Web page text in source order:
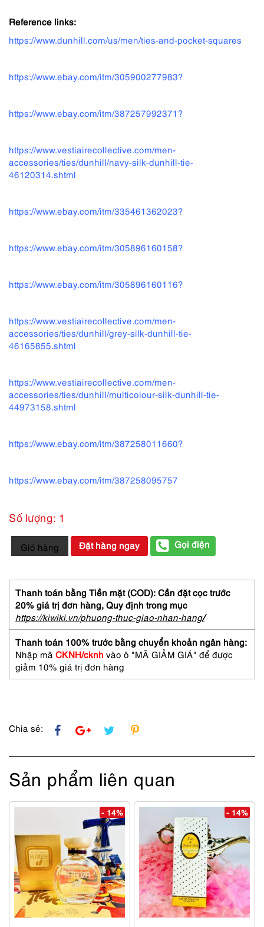
Reference links:
https://www.dunhill.com/us/men/ties-and-pocket-squares
https://www.ebay.com/itm/305900277983?
https://www.ebay.com/itm/387257992371?
https://www.vestiairecollective.com/men-
accessories/ties/dunhill/navy-silk-dunhill-tie-
46120314.shtml
https://www.ebay.com/itm/335461362023?
https://www.ebay.com/itm/305896160158?
https://www.ebay.com/itm/305896160116?
https://www.vestiairecollective.com/men-
accessories/ties/dunhill/grey-silk-dunhill-tie-
46165855.shtml
https://www.vestiairecollective.com/men-
accessories/ties/dunhill/multicolour-silk-dunhill-tie-
44973158.shtml
https://www.ebay.com/itm/387258011660?
https://www.ebay.com/itm/387258095757
Số lượng: 1
1276-
Caravat-
silk
tie-
Gần
như
mới
số
lượng
Giỏ hàng Đặt hàng ngay Gọi điện
Thanh toán bằng Tiền mặt (COD): Cần đặt cọc trước
20% giá trị đơn hàng, Quy định trong mục
https://kiwiki.vn/phuong-thuc-giao-nhan-hang/
Thanh toán 100% trước bằng chuyển khoản ngân hàng:
Nhập mã CKNH/cknh vào ô "MÃ GIẢM GIÁ" để được
giảm 10% giá trị đơn hàng
Chia sẻ:
Sản phẩm liên quan
- 14% - 14%